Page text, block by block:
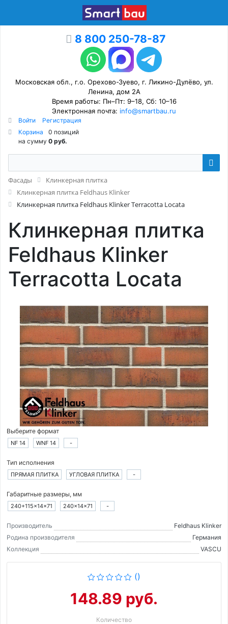
8 800 250-78-87
Московская обл., г.о. Орехово-Зуево, г. Ликино-Дулёво, ул.
Ленина, дом 2А
Время работы: Пн–Пт: 9–18, Сб: 10–16
Электронная почта: info@smartbau.ru
Войти
Регистрация
Корзина
0 позиций
на сумму 0 руб.
Фасады
Клинкерная плитка
Клинкерная плитка Feldhaus Klinker
Клинкерная плитка Feldhaus Klinker Terracotta Locata
Клинкерная плитка
Feldhaus Klinker
Terracotta Locata
Выберите формат
NF 14 WNF 14 -
Тип исполнения
ПРЯМАЯ ПЛИТКА УГЛОВАЯ ПЛИТКА -
Габаритные размеры, мм
240+115×14×71 240×14×71 -
Производитель
Feldhaus Klinker
Родина производителя
Германия
Коллекция
VASCU
()
148.89 руб.
Количество